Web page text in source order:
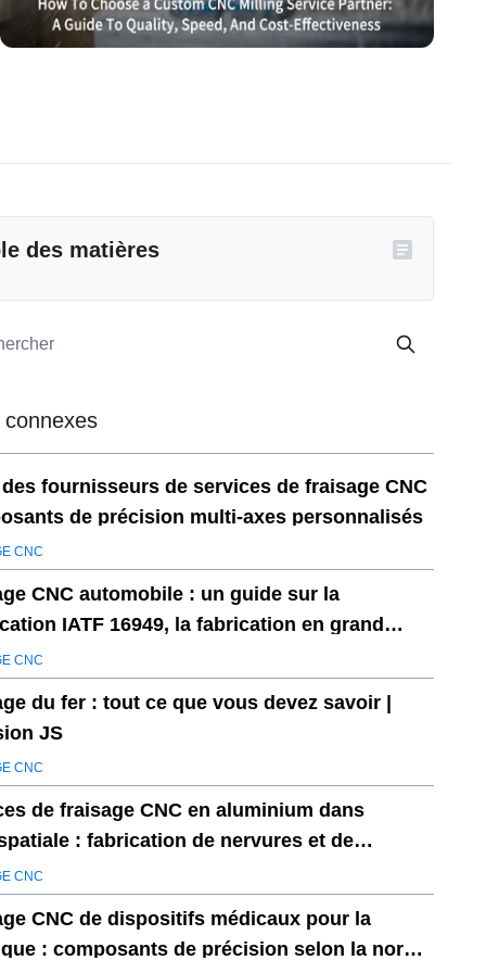
des matières
connexes
fournisseurs de services de fraisage CNC
de précision multi-axes personnalisés
CNC
CNC automobile : un guide sur la
IATF 16949, la fabrication en grand
et la prévention des défauts
CNC
du fer : tout ce que vous devez savoir |
JS
CNC
de fraisage CNC en aluminium dans
: fabrication de nervures et de
d'aile légers et à haute résistance
CNC
CNC de dispositifs médicaux pour la
: composants de précision selon la norme